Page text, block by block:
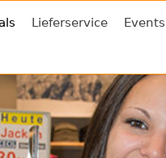
Lieferservice Events